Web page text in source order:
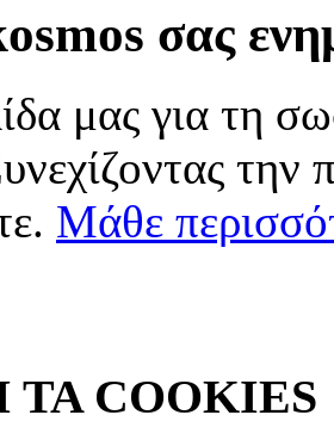
σας
μας για τη
την
Μάθε
ΤΑ COOKIES